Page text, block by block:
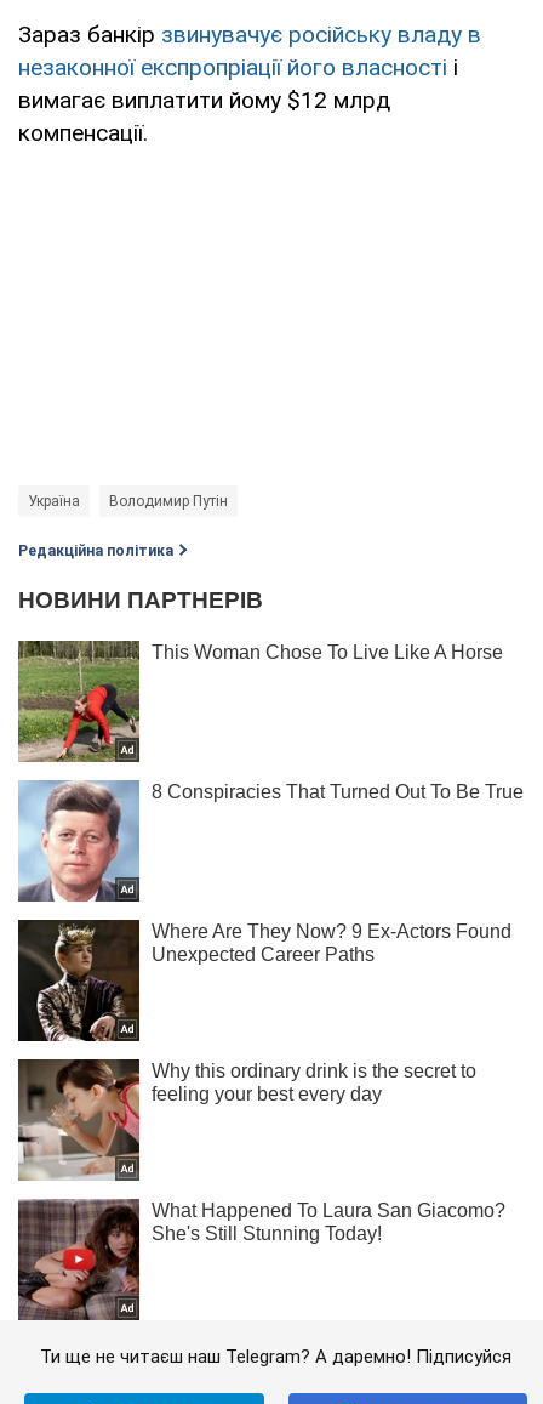
Зараз банкір звинувачує російську владу в
незаконної експропріації його власності і
вимагає виплатити йому $12 млрд
компенсації.
Україна Володимир Путін
Редакційна політика
Ти ще не читаєш наш Telegram? А даремно! Підписуйся